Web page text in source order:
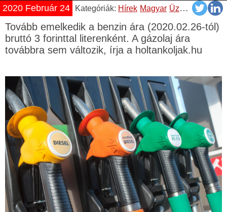
2020 Február 24 Kategóriák: Hírek Magyar Üzemanyag Árváltozás
Tovább emelkedik a benzin ára (2020.02.26-tól)
bruttó 3 forinttal literenként. A gázolaj ára
továbbra sem változik, írja a holtankoljak.hu